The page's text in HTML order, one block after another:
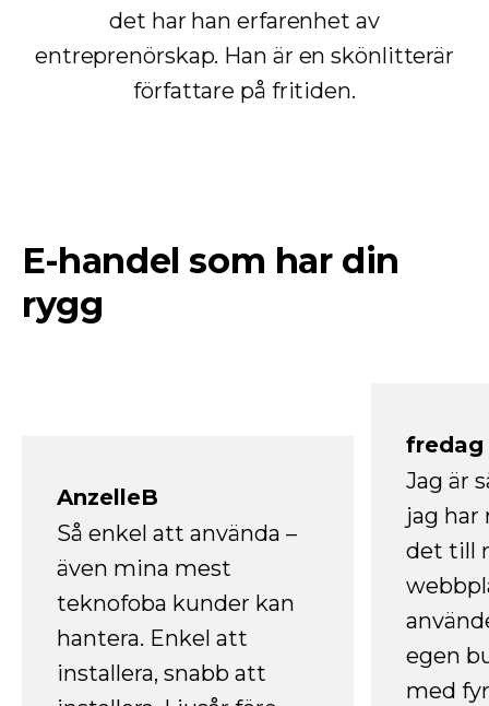
det har han erfarenhet av
entreprenörskap. Han är en skönlitterär
författare på fritiden.
E-handel som har din
rygg
AnzelleB
Så enkel att använda –
även mina mest
teknofoba kunder kan
hantera. Enkel att
installera, snabb att
fredag
Jag är
jag
det till
egen
med